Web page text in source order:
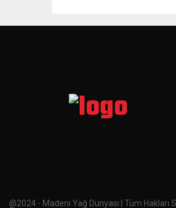
@2024 - Madeni Yağ Dünyası | Tüm Hakları